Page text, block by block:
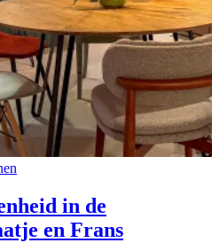
in de
en Frans